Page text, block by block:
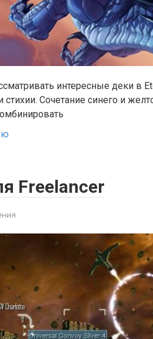
интересные деки в
Сочетание синего и
Freelancer